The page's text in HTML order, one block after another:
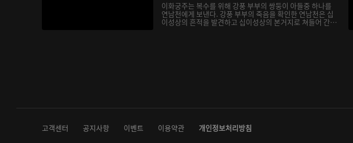
이화궁주는 복수를 위해 강풍 부부의 쌍둥이 아들중 하나를
연남천에게 보낸다. 강풍 부부의 죽음을 확인한 연남천은 십
이성상의 흔적을 발견하고 십이성상의 본거지로 쳐들어 간
고객센터 공지사항 이벤트 이용약관 개인정보처리방침